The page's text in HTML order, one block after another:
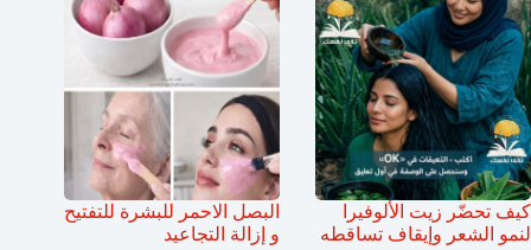
كيف تحضّر زيت الألوفيرا
لنمو الشعر وإيقاف تساقطه
البصل الاحمر للبشرة للتفتيح
و إزالة التجاعيد